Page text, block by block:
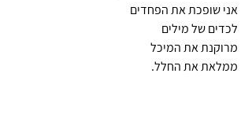
אני שופכת את הפחדים
לכדים של מילים
מרוקנת את המיכל
ממלאת את החלל.